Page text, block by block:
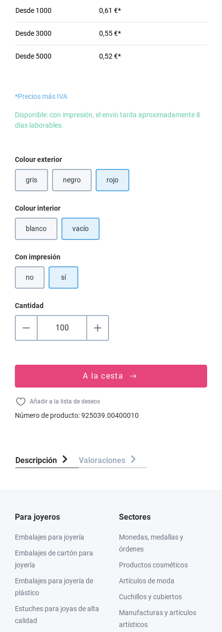
Desde 1000 0,61 €*
Desde3000 0,55 €*
Desde 5000 0,52 €*
*Precios más IVA
Disponible: con impresión, el envío tarda aproximadamente 8
días laborables.
Seleccione
Colour exterior
gris(Esta opción no está disponible en este momento.)
negro rojo
Seleccione
Colour interior
blanco(Esta opción no está disponible en este momento.)
vacío
Seleccione
Con impresión
no sí
Cantidad
A la cesta
Añadir a la lista de deseos
Número de producto:925039.00400010
Descripción Valoraciones
Para joyeros
Embalajes para joyería
Embalajes de cartón para
joyería
Embalajes para joyería de
plástico
Estuches para joyas de alta
calidad
Sectores
Monedas, medallas y
órdenes
Productos cosméticos
Artículos de moda
Cuchillos y cubiertos
Manufacturas y artículos
artísticos